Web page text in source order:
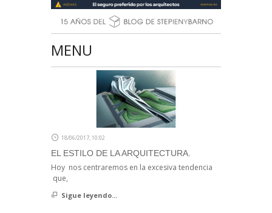
MENU
18/06/2017, 10:02
EL ESTILO DE LA ARQUITECTURA.
Hoy nos centraremos en la excesiva tendencia
que,
Sigue leyendo...